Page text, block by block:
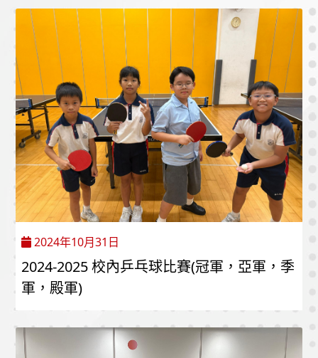
2024年10月31日
2024-2025 校內乒乓球比賽(冠軍，亞軍，季
軍，殿軍)